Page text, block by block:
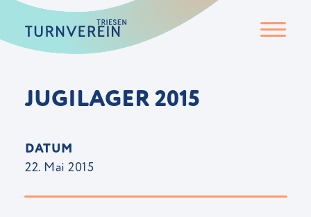
JUGILAGER 2015
DATUM
22. Mai 2015